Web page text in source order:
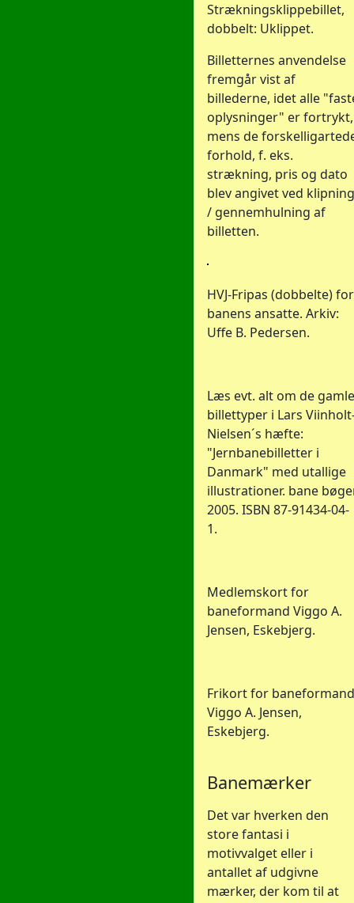
Strækningsklippebillet,
dobbelt: Uklippet.
Billetternes anvendelse
fremgår vist af
billederne, idet alle
oplysninger" er fortrykt,
mens de
forhold, f. eks.
strækning, pris og dato
blev angivet ved klipning
/ gennemhulning af
billetten.
HVJ-Fripas (dobbelte) for
banens ansatte. Arkiv:
Uffe B. Pedersen.
Læs evt. alt om de gamle
billettyper i Lars
Nielsen´s hæfte:
"Jernbanebilletter i
Danmark" med utallige
illustrationer. bane
2005. ISBN 87-91434-04-
1.
Medlemskort for
baneformand Viggo A.
Jensen, Eskebjerg.
Frikort for baneformand
Viggo A. Jensen,
Eskebjerg.
Banemærker
Det var hverken den
store fantasi i
motivvalget eller i
antallet af udgivne
mærker, der kom til at